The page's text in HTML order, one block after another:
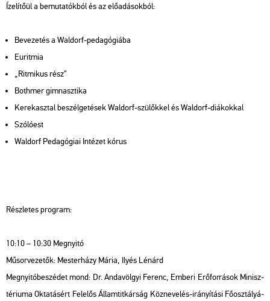
Íze­lí­tő­ül a be­mu­ta­tók­ból és az elő­adá­sok­ból:
Be­ve­ze­tés a Wal­dorf-pe­da­gó­gi­á­ba
Eu­rit­mia
„Rit­mi­kus rész”
Both­mer gim­nasz­ti­ka
Ke­rek­asz­tal be­szél­ge­té­sek Wal­dorf-szü­lők­kel és Wal­dorf-di­á­kok­kal
Szó­ló­est
Wal­dorf Pe­da­gó­gi­ai In­té­zet kórus
Rész­le­tes prog­ram:
10:10 – 10:30 Meg­nyi­tó
Mű­sor­ve­ze­tők: Mes­ter­há­zy Mária, Ilyés Lé­nárd
Meg­nyi­tó­be­szé­det mond: Dr. An­da­völ­gyi Fe­renc, Em­be­ri Erő­for­rá­sok Mi­nisz­
té­ri­u­ma Ok­ta­tá­sért Fe­le­lős Ál­lam­tit­kár­ság Köz­ne­ve­lés-irá­nyí­tá­si Fő­osz­tá­lyá­